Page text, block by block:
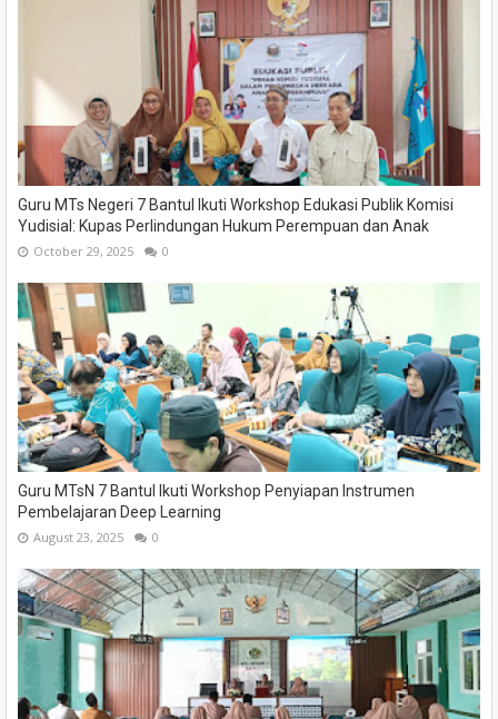
Guru MTs Negeri 7 Bantul Ikuti Workshop Edukasi Publik Komisi
Yudisial: Kupas Perlindungan Hukum Perempuan dan Anak
October 29, 2025 0
Guru MTsN 7 Bantul Ikuti Workshop Penyiapan Instrumen
Pembelajaran Deep Learning
August 23, 2025 0